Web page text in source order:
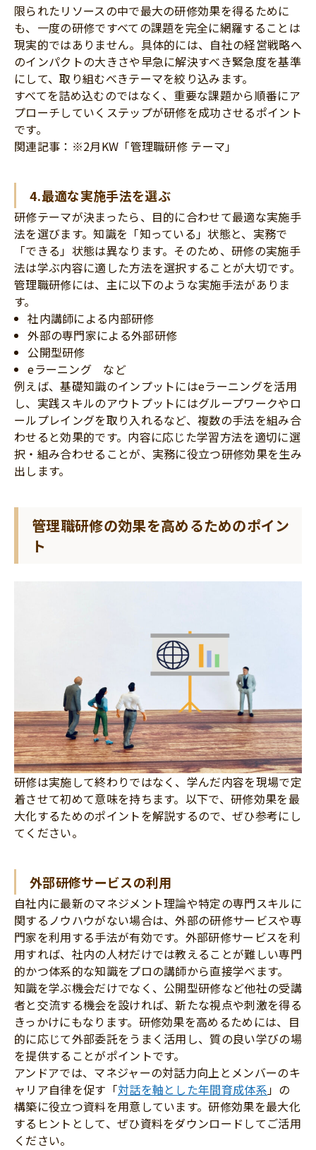
限られたリソースの中で最大の研修効果を得るために
も、一度の研修ですべての課題を完全に網羅することは
現実的ではありません。具体的には、自社の経営戦略へ
のインパクトの大きさや早急に解決すべき緊急度を基準
にして、取り組むべきテーマを絞り込みます。
すべてを詰め込むのではなく、重要な課題から順番にア
プローチしていくステップが研修を成功させるポイント
です。
関連記事：※2月KW「管理職研修 テーマ」
4.最適な実施手法を選ぶ
研修テーマが決まったら、目的に合わせて最適な実施手
法を選びます。知識を「知っている」状態と、実務で
「できる」状態は異なります。そのため、研修の実施手
法は学ぶ内容に適した方法を選択することが大切です。
管理職研修には、主に以下のような実施手法がありま
す。
社内講師による内部研修
外部の専門家による外部研修
公開型研修
eラーニング など
例えば、基礎知識のインプットにはeラーニングを活用
し、実践スキルのアウトプットにはグループワークやロ
ールプレイングを取り入れるなど、複数の手法を組み合
わせると効果的です。内容に応じた学習方法を適切に選
択・組み合わせることが、実務に役立つ研修効果を生み
出します。
管理職研修の効果を高めるためのポイン
ト
研修は実施して終わりではなく、学んだ内容を現場で定
着させて初めて意味を持ちます。以下で、研修効果を最
大化するためのポイントを解説するので、ぜひ参考にし
てください。
外部研修サービスの利用
自社内に最新のマネジメント理論や特定の専門スキルに
関するノウハウがない場合は、外部の研修サービスや専
門家を利用する手法が有効です。外部研修サービスを利
用すれば、社内の人材だけでは教えることが難しい専門
的かつ体系的な知識をプロの講師から直接学べます。
知識を学ぶ機会だけでなく、公開型研修など他社の受講
者と交流する機会を設ければ、新たな視点や刺激を得る
きっかけにもなります。研修効果を高めるためには、目
的に応じて外部委託をうまく活用し、質の良い学びの場
を提供することがポイントです。
アンドアでは、マネジャーの対話力向上とメンバーのキ
ャリア自律を促す「対話を軸とした年間育成体系」の
構築に役立つ資料を用意しています。研修効果を最大化
するヒントとして、ぜひ資料をダウンロードしてご活用
ください。